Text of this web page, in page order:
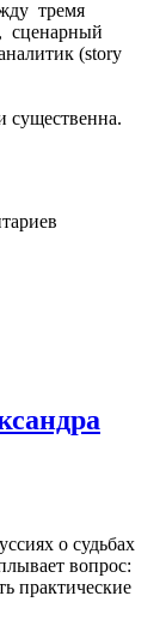
тремя
сценарный
(story
о судьбах
вопрос:
практические